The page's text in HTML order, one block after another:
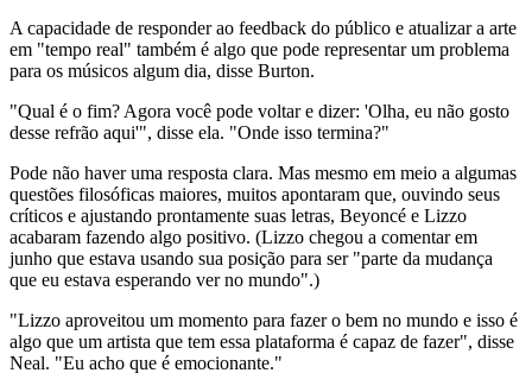
A capacidade de responder ao feedback do público e atualizar a arte
em "tempo real" também é algo que pode representar um problema
para os músicos algum dia, disse Burton.
"Qual é o fim? Agora você pode voltar e dizer: 'Olha, eu não gosto
desse refrão aqui'", disse ela. "Onde isso termina?"
Pode não haver uma resposta clara. Mas mesmo em meio a algumas
questões filosóficas maiores, muitos apontaram que, ouvindo seus
críticos e ajustando prontamente suas letras, Beyoncé e Lizzo
acabaram fazendo algo positivo. (Lizzo chegou a comentar em
junho que estava usando sua posição para ser "parte da mudança
que eu estava esperando ver no mundo".)
"Lizzo aproveitou um momento para fazer o bem no mundo e isso é
algo que um artista que tem essa plataforma é capaz de fazer", disse
Neal. "Eu acho que é emocionante."